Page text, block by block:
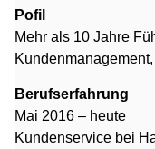
Pofil
Mehr als 10 Jahre
Berufserfahrung
Mai 2016 – heute
Kundenservice bei